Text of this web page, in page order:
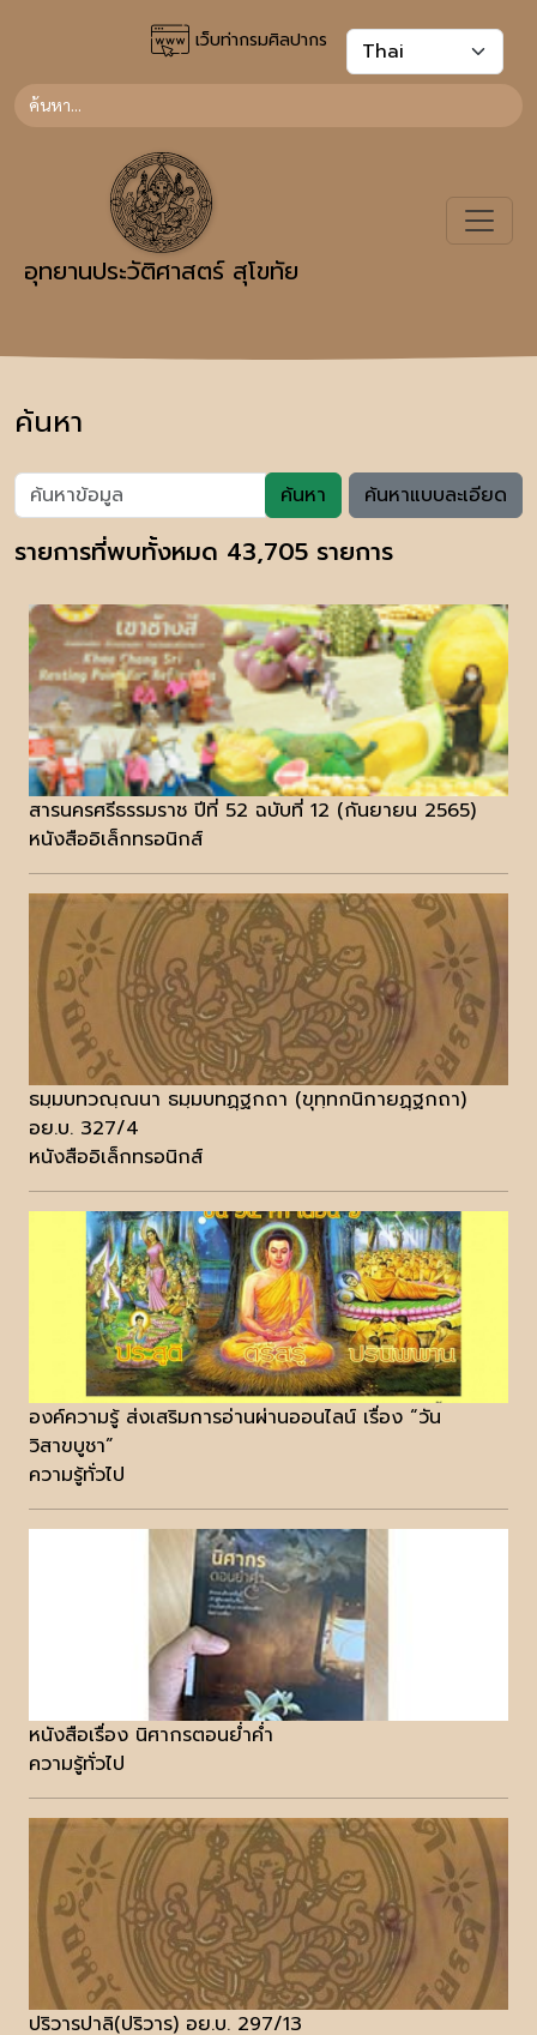
เว็บท่ากรมศิลปากร
อุทยานประวัติศาสตร์ สุโขทัย
ค้นหา
ค้นหา ค้นหาแบบละเอียด
รายการที่พบทั้งหมด 43,705 รายการ
สารนครศรีธรรมราช ปีที่ 52 ฉบับที่ 12 (กันยายน 2565)
หนังสืออิเล็กทรอนิกส์
ธมฺมบทวณฺณนา ธมฺมบทฏฺฐกถา (ขุทฺทกนิกายฏฺฐกถา)
อย.บ. 327/4
หนังสืออิเล็กทรอนิกส์
องค์ความรู้ ส่งเสริมการอ่านผ่านออนไลน์ เรื่อง “วัน
วิสาขบูชา”
ความรู้ทั่วไป
หนังสือเรื่อง นิศากรตอนย่ำค่ำ
ความรู้ทั่วไป
ปริวารปาลิ(ปริวาร) อย.บ. 297/13